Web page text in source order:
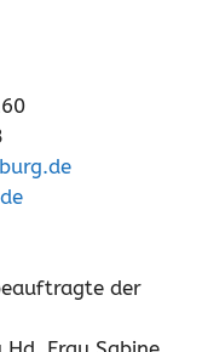
der